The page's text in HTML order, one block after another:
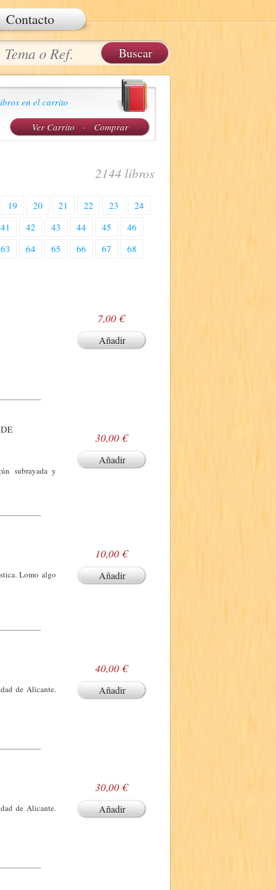
Contacto
en el carrito
Ver Carrito · Comprar
2144 libros
19 20 21 22 23
24
41 42 43 44 45
46
63 64 65 66 67
68
7,00 €
Añadir
subrayada y
30,00 €
Añadir
Lomo algo
10,00 €
Añadir
de Alicante.
40,00 €
Añadir
de Alicante.
30,00 €
Añadir